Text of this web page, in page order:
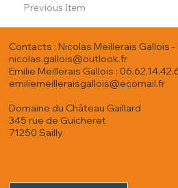
Previous Item
Contacts : Nicolas Meillerais Gallois -
nicolas.gallois@outlook.fr
Emilie Meillerais Gallois :
emiliemeilleraisgallois@ecomail.fr
Domaine du Château Gaillard
345 rue de Guicheret
71250 Sailly